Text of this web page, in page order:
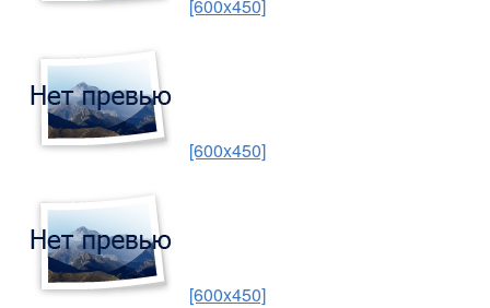
[600x450]
[600x450]
[600x450]